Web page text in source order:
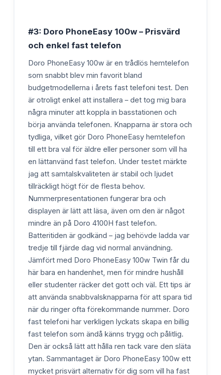
#3: Doro PhoneEasy 100w – Prisvärd
och enkel fast telefon
Doro PhoneEasy 100w är en trådlös hemtelefon
som snabbt blev min favorit bland
budgetmodellerna i årets fast telefoni test. Den
är otroligt enkel att installera – det tog mig bara
några minuter att koppla in basstationen och
börja använda telefonen. Knapparna är stora och
tydliga, vilket gör Doro PhoneEasy hemtelefon
till ett bra val för äldre eller personer som vill ha
en lättanvänd fast telefon. Under testet märkte
jag att samtalskvaliteten är stabil och ljudet
tillräckligt högt för de flesta behov.
Nummerpresentationen fungerar bra och
displayen är lätt att läsa, även om den är något
mindre än på Doro 4100H fast telefon.
Batteritiden är godkänd – jag behövde ladda var
tredje till fjärde dag vid normal användning.
Jämfört med Doro PhoneEasy 100w Twin får du
här bara en handenhet, men för mindre hushåll
eller studenter räcker det gott och väl. Ett tips är
att använda snabbvalsknapparna för att spara tid
när du ringer ofta förekommande nummer. Doro
fast telefoni har verkligen lyckats skapa en billig
fast telefon som ändå känns trygg och pålitlig.
Den är också lätt att hålla ren tack vare den släta
ytan. Sammantaget är Doro PhoneEasy 100w ett
mycket prisvärt alternativ för dig som vill ha fast